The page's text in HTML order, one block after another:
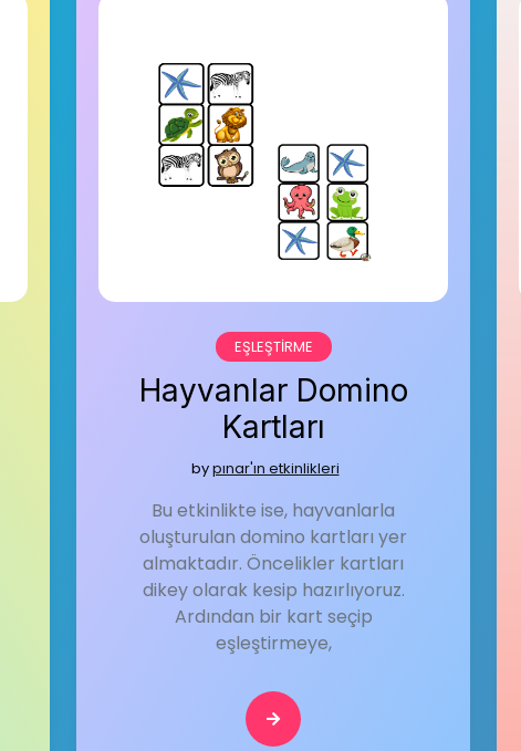
EŞLEŞTIRME
Hayvanlar Domino
Kartları
bypınar'ın etkinlikleri
Bu etkinlikte ise, hayvanlarla
oluşturulan domino kartları yer
almaktadır. Öncelikler kartları
dikey olarak kesip hazırlıyoruz.
Ardından bir kart seçip
eşleştirmeye,